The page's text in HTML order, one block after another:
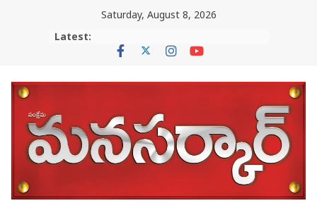
Saturday, August 8, 2026
Latest: